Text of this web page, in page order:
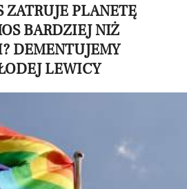
ZATRUJE PLANETĘ
BARDZIEJ NIŻ
DEMENTUJEMY
LEWICY